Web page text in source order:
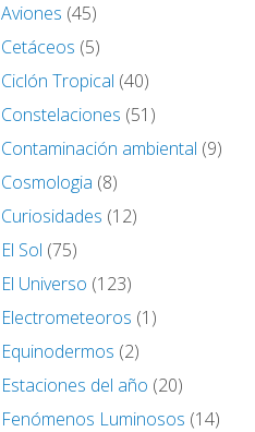
Aviones (45)
Cetáceos (5)
Ciclón Tropical (40)
Constelaciones (51)
Contaminación ambiental (9)
Cosmologia (8)
Curiosidades (12)
El Sol (75)
El Universo (123)
Electrometeoros (1)
Equinodermos (2)
Estaciones del año (20)
Fenómenos Luminosos (14)